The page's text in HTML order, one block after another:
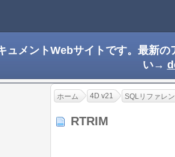
ュメントWebサイトです。最新
い→
ホーム 4D v21 SQLリファレ
RTRIM